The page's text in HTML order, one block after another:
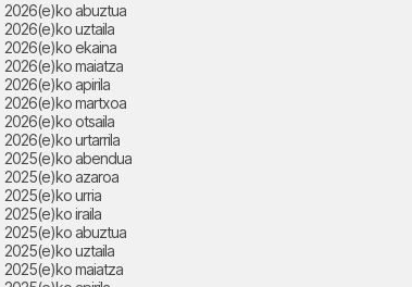
2026(e)ko abuztua
2026(e)ko uztaila
2026(e)ko ekaina
2026(e)ko maiatza
2026(e)ko apirila
2026(e)ko martxoa
2026(e)ko otsaila
2026(e)ko urtarrila
2025(e)ko abendua
2025(e)ko azaroa
2025(e)ko urria
2025(e)ko iraila
2025(e)ko abuztua
2025(e)ko uztaila
2025(e)ko maiatza